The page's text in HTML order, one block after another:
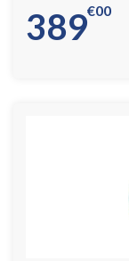
389 00
€